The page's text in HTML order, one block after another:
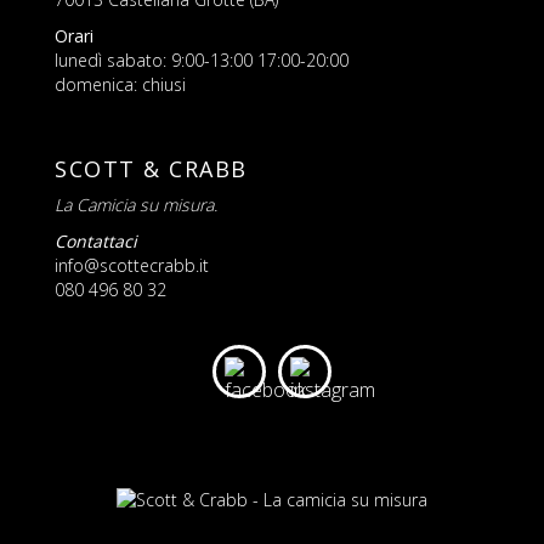
Orari
lunedì sabato: 9:00-13:00 17:00-20:00
domenica: chiusi
SCOTT & CRABB
La Camicia su misura.
Contattaci
info@scottecrabb.it
080 496 80 32